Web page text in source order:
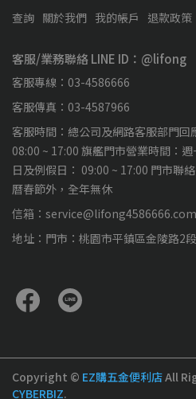
查詢 關於我們 我的帳戶 退款政策
客服/業務聯絡 LINE ID：@lifong
客服專線：03-4586666
客服傳真：03-4587966
客服時間：總公司及網路客服部門回
08:00 ~ 17:00 旗艦門市營業時間：
日及例假日： 09:00 ~ 17:00 門市聯
曆春節外，全年無休
信箱：
地址：門市：桃園市平鎮區金陵路2
Copyright © EZ購五金便利店All
CYBERBIZ.